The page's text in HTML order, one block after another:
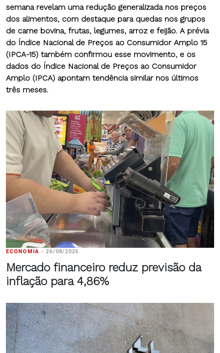
semana revelam uma redução generalizada nos preços
dos alimentos, com destaque para quedas nos grupos
de carne bovina, frutas, legumes, arroz e feijão. A prévia
do Índice Nacional de Preços ao Consumidor Amplo 15
(IPCA-15) também confirmou esse movimento, e os
dados do Índice Nacional de Preços ao Consumidor
Amplo (IPCA) apontam tendência similar nos últimos
três meses.
ECONOMIA- 26/08/2025
Mercado financeiro reduz previsão da
inflação para 4,86%